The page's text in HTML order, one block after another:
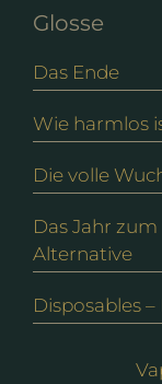
Glosse
Das Ende
Wie harmlos
Die volle
Das Jahr
Alternative
Disposables